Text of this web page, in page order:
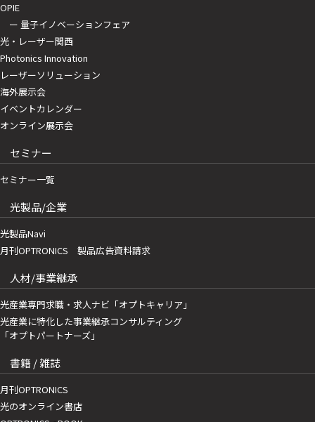
OPIE
ー 量子イノベーションフェア
光・レーザー関西
Photonics Innovation
レーザーソリューション
海外展示会
イベントカレンダー
オンライン展示会
セミナー
セミナー一覧
光製品/企業
光製品Navi
月刊OPTRONICS 製品広告資料請求
人材/事業継承
光産業専門求職・求人ナビ「オプトキャリア」
光産業に特化した事業継承コンサルティング
「オプトパートナーズ」
書籍 / 雑誌
月刊OPTRONICS
光のオンライン書店